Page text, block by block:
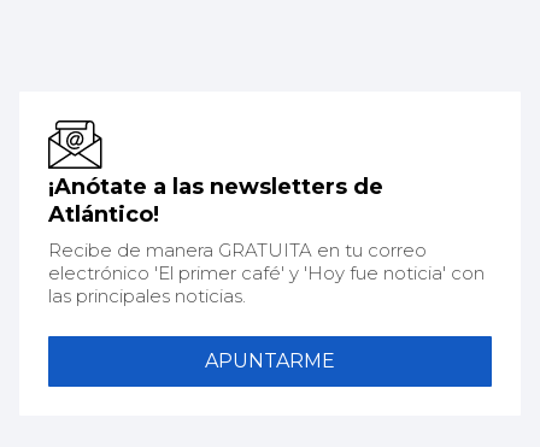
¡Anótate a las newsletters de
Atlántico!
Recibe de manera GRATUITA en tu correo
electrónico 'El primer café' y 'Hoy fue noticia' con
las principales noticias.
APUNTARME